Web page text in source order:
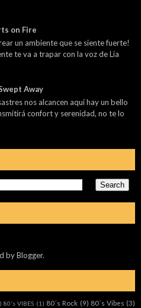
on Fire
un ambiente que se siente fuerte!
te va a trapar con la voz de Lia
Away
nos alcancen aquí hay un bello
confort y serenidad, no te lo
byBlogger.
80's VIBES (1) 80´s Rock (9) 80´s Vibes (3)